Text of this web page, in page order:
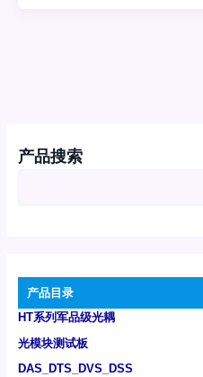
产品搜索
产品目录
HT系列军品级光耦
光模块测试板
DAS_DTS_DVS_DSS